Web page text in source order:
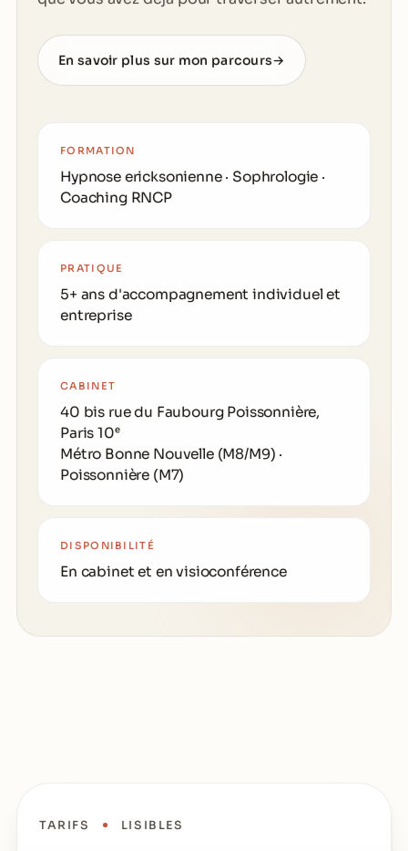
En savoir plus sur mon parcours→
FORMATION
Hypnose ericksonienne · Sophrologie ·
Coaching RNCP
PRATIQUE
5+ ans d'accompagnement individuel et
entreprise
CABINET
40 bis rue du Faubourg Poissonnière,
Paris 10ᵉ
Métro Bonne Nouvelle (M8/M9) ·
Poissonnière (M7)
DISPONIBILITÉ
En cabinet et en visioconférence
TARIFS LISIBLES